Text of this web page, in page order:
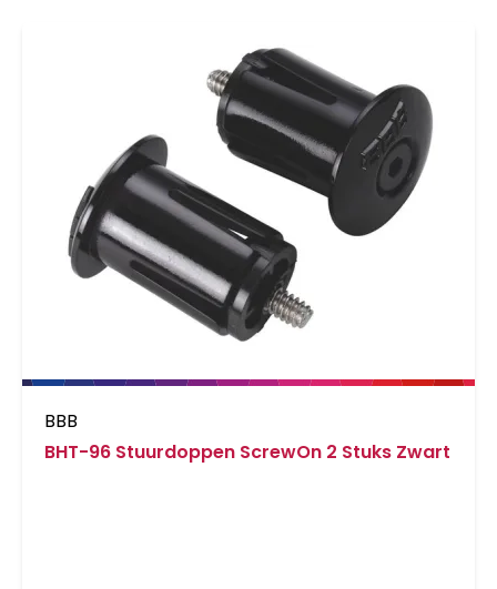
BBB
BHT-96 Stuurdoppen ScrewOn 2 Stuks Zwart